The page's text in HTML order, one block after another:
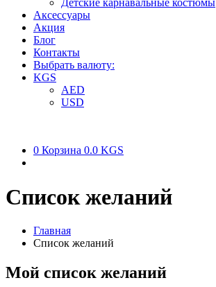
Детские карнавальные костюмы
Аксессуары
Акция
Блог
Контакты
Выбрать валюту:
KGS
AED
USD
0 Корзина 0.0 KGS
Список желаний
Главная
Список желаний
Мой список желаний